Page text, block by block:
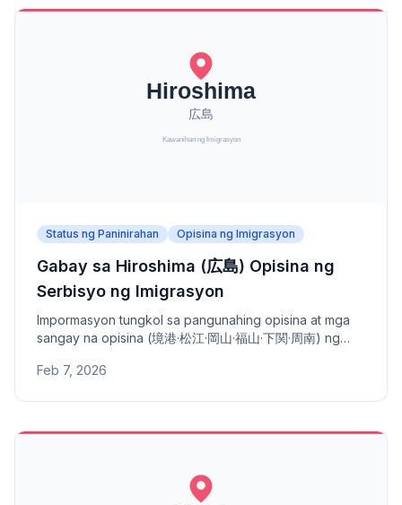
Status ng Paninirahan Opisina ng Imigrasyon
Gabay sa Hiroshima (広島) Opisina ng
Serbisyo ng Imigrasyon
Impormasyon tungkol sa pangunahing opisina at mga
sangay na opisina (境港·松江·岡山·福山·下関·周南) ng
address, numero ng telepono, at saklaw na lugar.
Feb 7, 2026